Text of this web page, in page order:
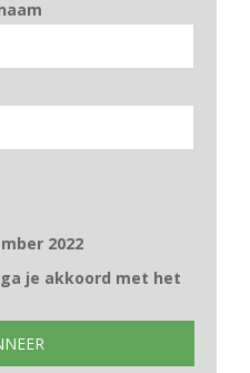
2022
je akkoord met het